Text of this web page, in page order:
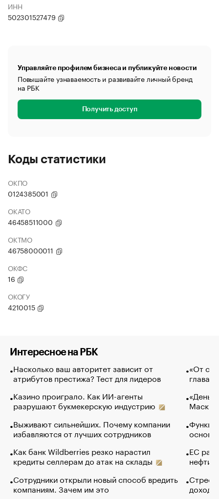
ИНН
502301527479
Управляйте профилем бизнеса и публикуйте новости
Повышайте узнаваемость и развивайте личный бренд
на РБК
Получить доступ
Коды статистики
ОКПО
0124385001
ОКАТО
46458511000
ОКТМО
46758000011
ОКФС
16
ОКОГУ
4210015
Интересное на РБК
Насколько ваш авторитет зависит от
атрибутов престижа? Тест для лидеров
Казино проиграло. Как ИИ-агенты
разрушают букмекерскую индустрию
Выживают сильнейших. Почему компании
избавляются от лучших сотрудников
Как банк Wildberries резко нарастил
кредиты селлерам до атак на склады
Сотрудники открыли новый способ вредить
компаниям. Зачем им это
«От
глава
Маск в
основ
ЕС
нефти